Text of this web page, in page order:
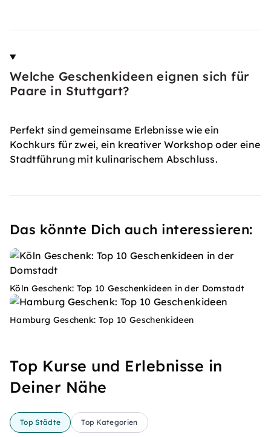
Welche Geschenkideen eignen sich für
Paare in Stuttgart?
Perfekt sind gemeinsame Erlebnisse wie ein
Kochkurs für zwei, ein kreativer Workshop oder eine
Stadtführung mit kulinarischem Abschluss.
Das könnte Dich auch interessieren:
Köln Geschenk: Top 10 Geschenkideen in der Domstadt
Hamburg Geschenk: Top 10 Geschenkideen
Top Kurse und Erlebnisse in
Deiner Nähe
Top Städte Top Kategorien